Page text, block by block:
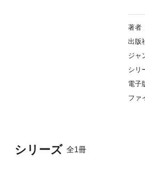
シリーズ 全1冊
ない
著者
出版
ジャ
シリ
電子
ファ